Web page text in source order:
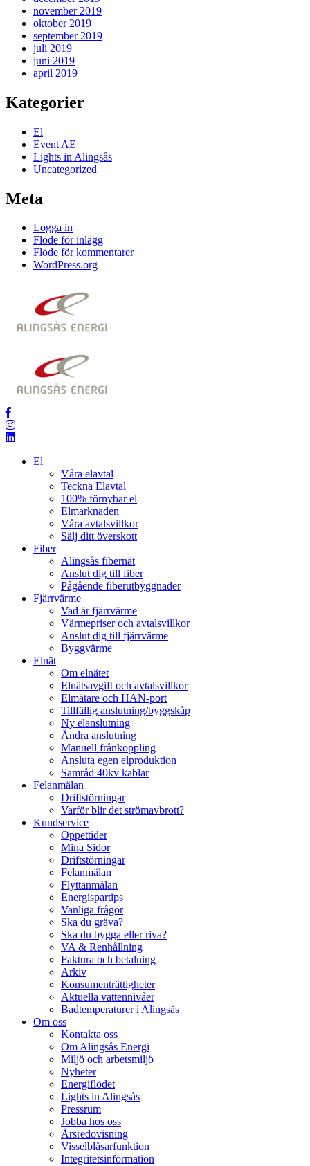
november 2019
oktober 2019
september 2019
juli 2019
juni 2019
april 2019
Kategorier
El
Event AE
Lights in Alingsås
Uncategorized
Meta
Logga in
Flöde för inlägg
Flöde för kommentarer
WordPress.org
El
Våra elavtal
Teckna Elavtal
100% förnybar el
Elmarknaden
Våra avtalsvillkor
Sälj ditt överskott
Fiber
Alingsås fibernät
Anslut dig till fiber
Pågående fiberutbyggnader
Fjärrvärme
Vad är fjärrvärme
Värmepriser och avtalsvillkor
Anslut dig till fjärrvärme
Byggvärme
Elnät
Om elnätet
Elnätsavgift och avtalsvillkor
Elmätare och HAN-port
Tillfällig anslutning/byggskåp
Ny elanslutning
Ändra anslutning
Manuell frånkoppling
Ansluta egen elproduktion
Samråd 40kv kablar
Felanmälan
Driftstörningar
Varför blir det strömavbrott?
Kundservice
Öppettider
Mina Sidor
Driftstörningar
Felanmälan
Flyttanmälan
Energispartips
Vanliga frågor
Ska du gräva?
Ska du bygga eller riva?
VA & Renhållning
Faktura och betalning
Arkiv
Konsumenträttigheter
Aktuella vattennivåer
Badtemperaturer i Alingsås
Om oss
Kontakta oss
Om Alingsås Energi
Miljö och arbetsmiljö
Nyheter
Energiflödet
Lights in Alingsås
Pressrum
Jobba hos oss
Årsredovisning
Visselblåsarfunktion
Integritetsinformation